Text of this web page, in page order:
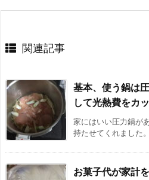
関連記事
基本、使う鍋は
して光熱費をカ
家にはいい圧力鍋が
持たせてくれました
お菓子代が家計